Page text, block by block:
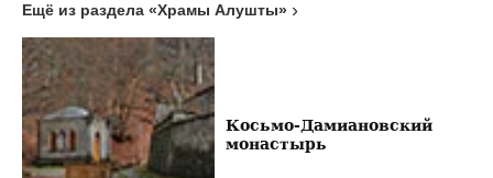
Ещё из раздела «Храмы Алушты»
Косьмо-Дамиановский
монастырь